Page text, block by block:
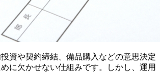
資や契約締結、備品購入などの意思決定
に欠かせない仕組みです。しかし、運用